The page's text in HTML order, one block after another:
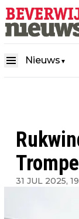
Nieuws ▼
31 JUL 2025,